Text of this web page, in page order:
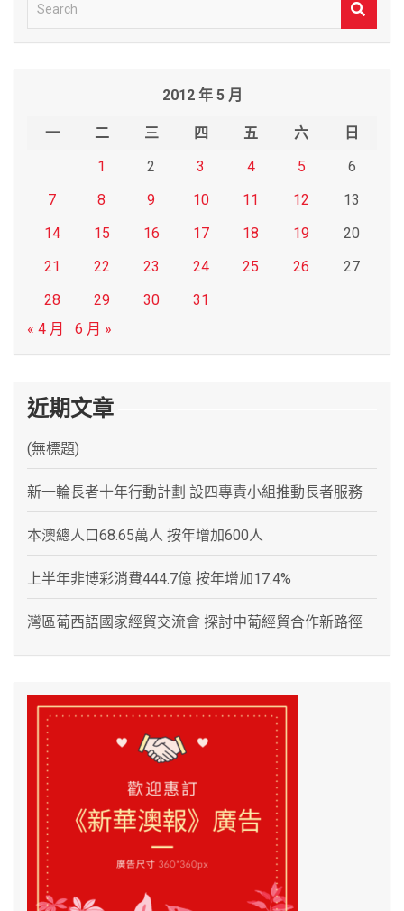
e
2012 年 5 月
一 二 三 四 五 六
日
1
2 3 4 5
6
7
8 9 10 11 12
13
14
15 16 17 18 19
20
21
22 23 24 25 26
27
28
29 30
31
« 4 月
6 月 »
近期文章
(無標題)
新一輪長者十年行動計劃 設四專責小組推動長者服務
本澳總人口68.65萬人 按年增加600人
上半年非博彩消費444.7億 按年增加17.4%
灣區葡西語國家經貿交流會 探討中葡經貿合作新路徑